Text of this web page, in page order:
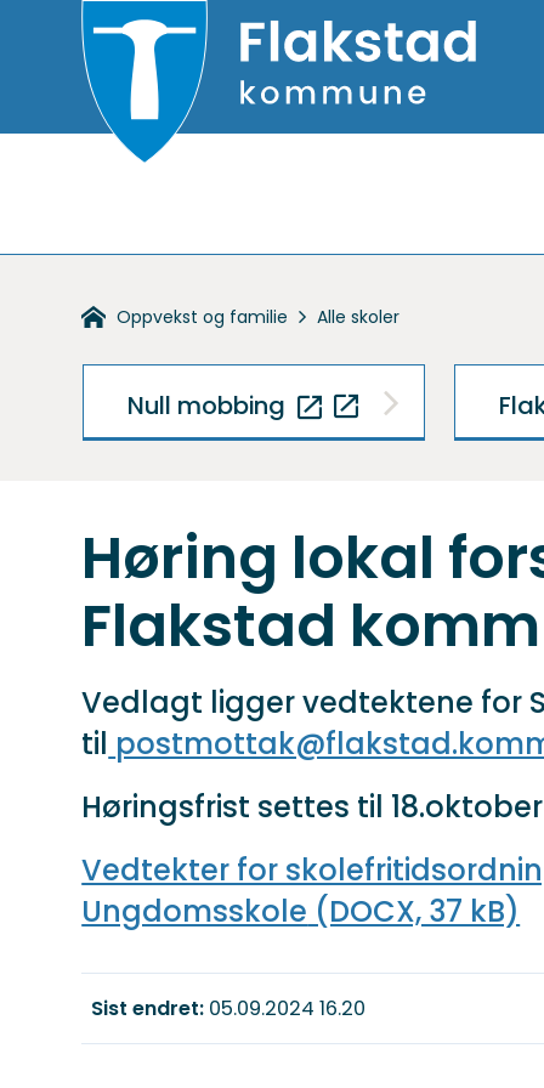
Flakstad
kommune
Du Oppvekst og familie Alle skoler
Null mobbing
Høring lokal
Flakstad
Vedlagt ligger vedtektene for
til
Høringsfrist settes til
Vedtekter for
Ungdomsskole (DOCX, 37 kB)
Sist endret 05.09.2024 16.20